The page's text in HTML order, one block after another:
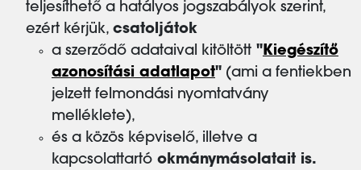
teljesíthető a hatályos jogszabályok szerint,
ezért kérjük, csatoljátok
a szerződő adataival kitöltött "Kiegészítő
azonosítási adatlapot" (ami a fentiekben
jelzett felmondási nyomtatvány
melléklete),
és a közös képviselő, illetve a
kapcsolattartó okmánymásolatait is.